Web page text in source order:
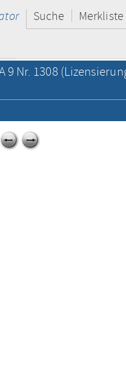
Suche Merkliste
9 Nr. 1308